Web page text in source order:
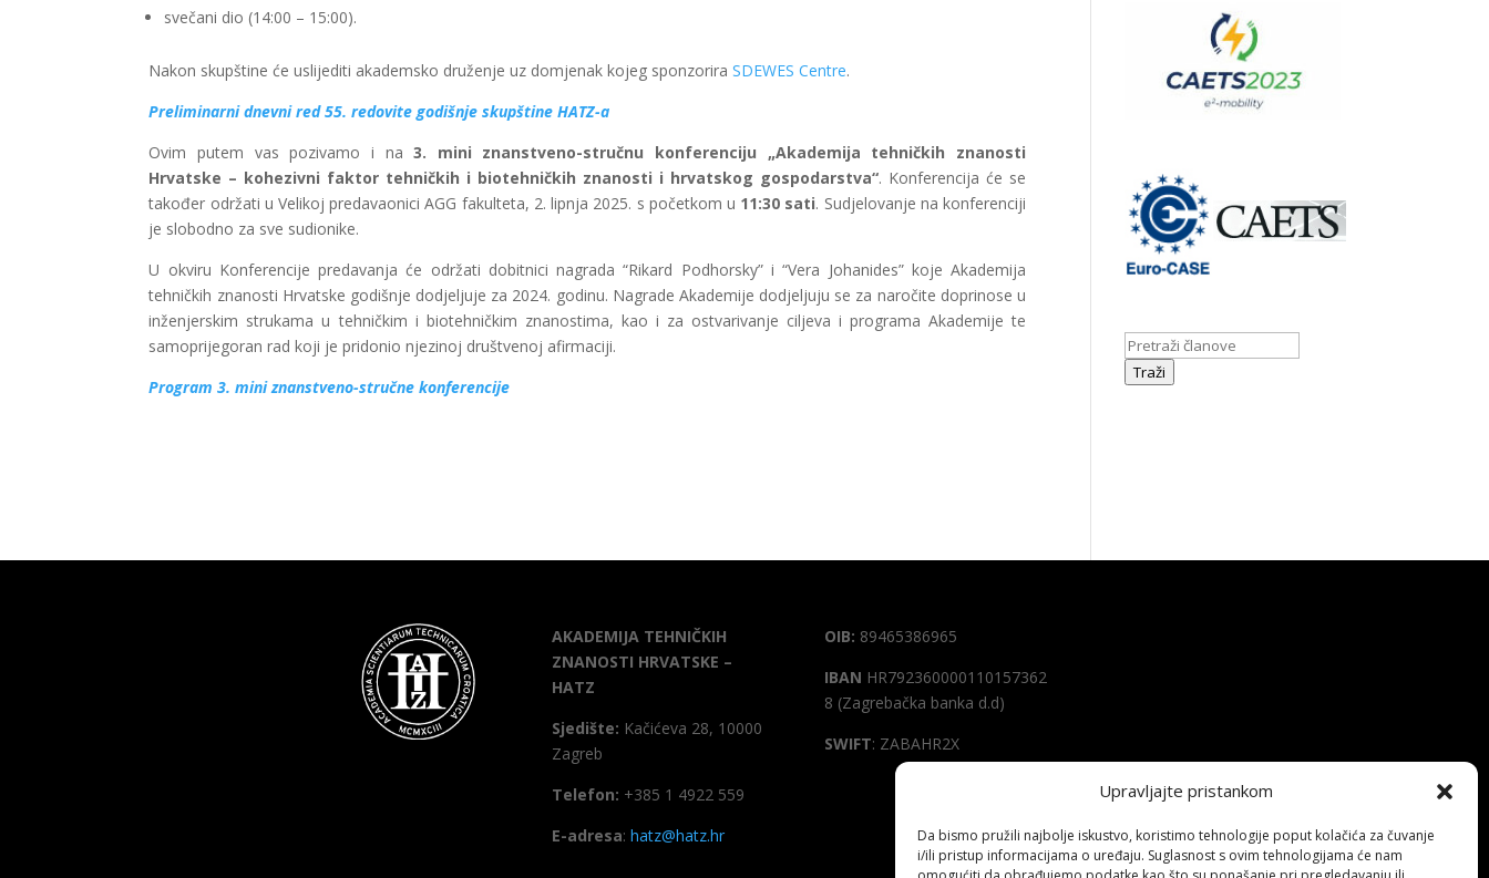
Upravljajte pristankom
Da bismo pružili najbolje iskustvo, koristimo tehnologije poput kolačića za čuvanje
i/ili pristup informacijama o uređaju. Suglasnost s ovim tehnologijama će nam
svečani dio (14:00 – 15:00).
Nakon skupštine će uslijediti akademsko druženje uz domjenak kojeg sponzoriraSDEWES Centre.
Preliminarni dnevni red 55. redovite godišnje skupštine HATZ-a
Ovim putem vas pozivamo i na3. mini znanstveno-stručnu konferenciju „Akademija tehničkih znanosti
Hrvatske – kohezivni faktor tehničkih i biotehničkih znanosti i hrvatskog gospodarstva“. Konferencija će se
također održati u Velikoj predavaonici AGG fakulteta, 2. lipnja 2025. s početkom u 11:30 sati. Sudjelovanje na konferenciji
je slobodno za sve sudionike.
U okviru Konferencije predavanja će održati dobitnici nagrada “Rikard Podhorsky” i “Vera Johanides” koje Akademija
tehničkih znanosti Hrvatske godišnje dodjeljuje za 2024. godinu. Nagrade Akademije dodjeljuju se za naročite doprinose u
inženjerskim strukama u tehničkim i biotehničkim znanostima, kao i za ostvarivanje ciljeva i programa Akademije te
samoprijegoran rad koji je pridonio njezinoj društvenoj afirmaciji.
Program 3. mini znanstveno-stručne konferencije
Traži
AKADEMIJA TEHNIČKIH
ZNANOSTI HRVATSKE –
HATZ
Sjedište: Kačićeva 28, 10000
Zagreb
Telefon: +385 1 4922 559
E-adresa: hatz@hatz.hr
OIB: 89465386965
IBAN HR792360000110157362
8 (Zagrebačka banka d.d)
SWIFT: ZABAHR2X